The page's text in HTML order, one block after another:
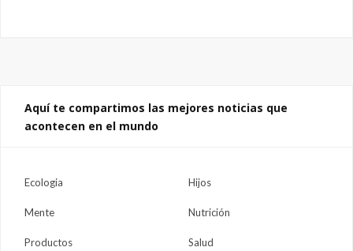
Aquí te compartimos las mejores noticias que
acontecen en el mundo
Ecologia Hijos
Mente Nutrición
Productos Salud